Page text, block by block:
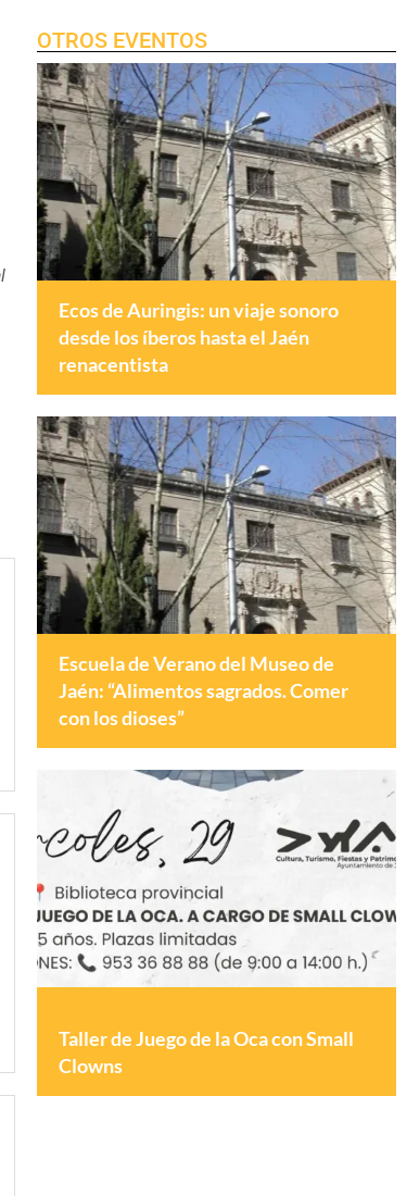
OTROS EVENTOS
Ecos de Auringis: un viaje sonoro
desde los íberos hasta el Jaén
renacentista
Escuela de Verano del Museo de
Jaén: “Alimentos sagrados. Comer
con los dioses”
Taller de Juego de la Oca con Small
Clowns